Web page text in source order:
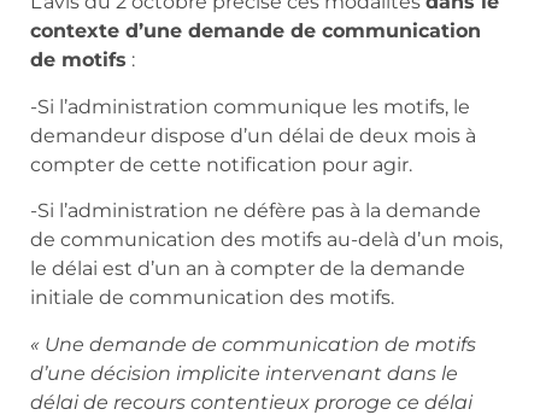
contexte d’une demande de communication
de motifs :
-Si l’administration communique les motifs, le
demandeur dispose d’un délai de deux mois à
compter de cette notification pour agir.
-Si l’administration ne défère pas à la demande
de communication des motifs au-delà d’un mois,
le délai est d’un an à compter de la demande
initiale de communication des motifs.
« Une demande de communication de motifs
d’une décision implicite intervenant dans le
délai de recours contentieux proroge ce délai